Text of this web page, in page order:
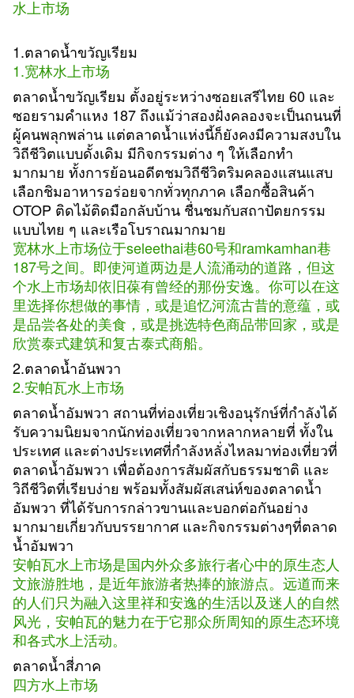
水上市场
1.ตลาดน้ำขวัญเรียม
1.宽林水上市场
ตลาดน้ำขวัญเรียม ตั้งอยู่ระหว่างซอยเสรีไทย 60 และ
ซอยรามคำแหง 187 ถึงแม้ว่าสองฝั่งคลองจะเป็นถนนที่
ผู้คนพลุกพล่าน แต่ตลาดน้ำแห่งนี้ก็ยังคงมีความสงบใน
วิถีชีวิตแบบดั้งเดิม มีกิจกรรมต่าง ๆ ให้เลือกทำ
มากมาย ทั้งการย้อนอดีตชมวิถีชีวิตริมคลองแสนแสบ
เลือกชิมอาหารอร่อยจากทั่วทุกภาค เลือกซื้อสินค้า
OTOP ติดไม้ติดมือกลับบ้าน ชื่นชมกับสถาปัตยกรรม
แบบไทย ๆ และเรือโบราณมากมาย
宽林水上市场位于seleethai巷60号和ramkamhan巷
187号之间。即使河道两边是人流涌动的道路，但这
个水上市场却依旧葆有曾经的那份安逸。你可以在这
里选择你想做的事情，或是追忆河流古昔的意蕴，或
是品尝各处的美食，或是挑选特色商品带回家，或是
欣赏泰式建筑和复古泰式商船。
2.ตลาดน้ำอันพวา
2.安帕瓦水上市场
ตลาดน้ำอัมพวา สถานที่ท่องเที่ยวเชิงอนุรักษ์ที่กำลังได้
รับความนิยมจากนักท่องเที่ยวจากหลากหลายที่ ทั้งใน
ประเทศ และต่างประเทศที่กำลังหลั่งไหลมาท่องเที่ยวที่
ตลาดน้ำอัมพวา เพื่อต้องการสัมผัสกับธรรมชาติ และ
วิถีชีวิตที่เรียบง่าย พร้อมทั้งสัมผัสเสน่ห์ของตลาดน้ำ
อัมพวา ที่ได้รับการกล่าวขานและบอกต่อกันอย่าง
มากมายเกี่ยวกับบรรยากาศ และกิจกรรมต่างๆที่ตลาด
น้ำอัมพวา
安帕瓦水上市场是国内外众多旅行者心中的原生态人
文旅游胜地，是近年旅游者热捧的旅游点。远道而来
的人们只为融入这里祥和安逸的生活以及迷人的自然
风光，安帕瓦的魅力在于它那众所周知的原生态环境
和各式水上活动。
ตลาดน้ำสี่ภาค
四方水上市场